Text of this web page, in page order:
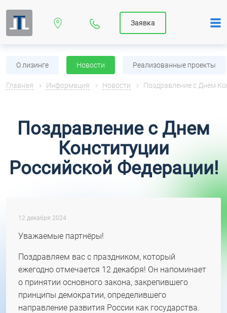
Заявка
О лизинге Новости Реализованные проекты
Главная Информация Новости Поздравление с Днем
Поздравление с Днем
Конституции
Российской Федерации!
12 декабря 2024
Уважаемые партнёры!
Поздравляем вас с праздником, который
ежегодно отмечается 12 декабря! Он напоминает
о принятии основного закона, закрепившего
принципы демократии, определившего
направление развития России как государства.